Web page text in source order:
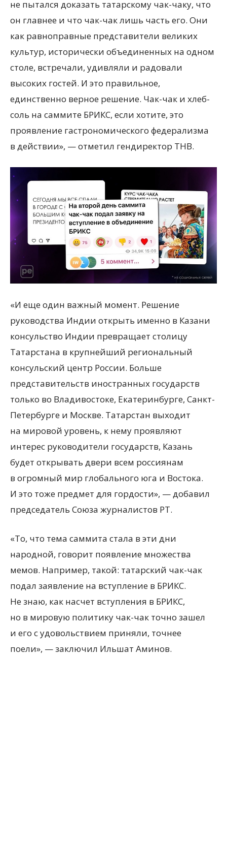
не пытался доказать татарскому чак-чаку, что
он главнее и что чак-чак лишь часть его. Они
как равноправные представители великих
культур, исторически объединенных на одном
столе, встречали, удивляли и радовали
высоких гостей. И это правильное,
единственно верное решение. Чак-чак и хлеб-
соль на саммите БРИКС, если хотите, это
проявление гастрономического федерализма
в действии», — отметил гендиректор ТНВ.
«И еще один важный момент. Решение
руководства Индии открыть именно в Казани
консульство Индии превращает столицу
Татарстана в крупнейший региональный
консульский центр России. Больше
представительств иностранных государств
только во Владивостоке, Екатеринбурге, Санкт-
Петербурге и Москве. Татарстан выходит
на мировой уровень, к нему проявляют
интерес руководители государств, Казань
будет открывать двери всем россиянам
в огромный мир глобального юга и Востока.
И это тоже предмет для гордости», — добавил
председатель Союза журналистов РТ.
«То, что тема саммита стала в эти дни
народной, говорит появление множества
мемов. Например, такой: татарский чак-чак
подал заявление на вступление в БРИКС.
Не знаю, как насчет вступления в БРИКС,
но в мировую политику чак-чак точно зашел
и его с удовольствием приняли, точнее
поели», — заключил Ильшат Аминов.